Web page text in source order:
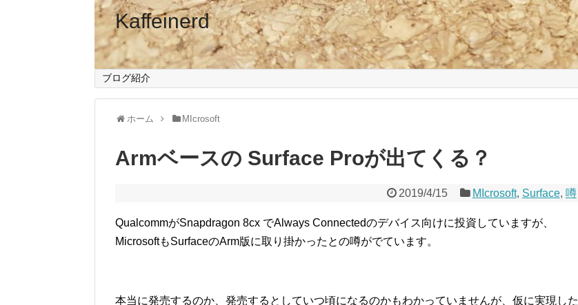
Kaffeinerd
ブログ紹介
ホーム MIcrosoft
Armベースの Surface Proが出てくる？
2019/4/15 MIcrosoft, Surface, 噂
QualcommがSnapdragon 8cx でAlways Connectedのデバイス向けに投資していますが、
MicrosoftもSurfaceのArm版に取り掛かったとの噂がでています。
本当に発売するのか、発売するとしていつ頃になるのかもわかっていませんが、仮に実現した